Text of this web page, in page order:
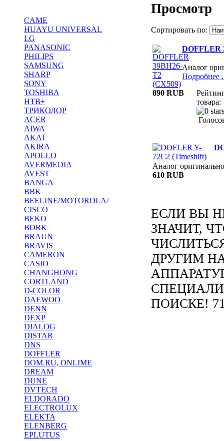
CAME
HUAYU UNIVERSAL
LG
PANASONIC
PHILIPS
SAMSUNG
SHARP
SONY
TOSHIBA
НТВ+
ТРИКОЛОР
ACER
AIWA
AKAI
AKIRA
APOLLO
AVERMEDIA
AVEST
BANGA
BBK
BEELINE/MOTOROLA/
CISCO
BEKO
BORK
BRAUN
BRAVIS
CAMERON
CASIO
CHANGHONG
CORTLAND
D-COLOR
DAEWOO
DENN
DEXP
DIALOG
DISTAR
DNS
DOFFLER
DOM.RU, ONLIME
DREAM
DUNE
DVTECH
ELDORADO
ELECTROLUX
ELEKTA
ELENBERG
EPLUTUS
Просмотр
Сортировать по:
DOFFLER
Аналог
Подробнее
890 RUB
товара:
Аналог
610 RUB
ЕСЛИ ВЫ
ЗНАЧИТ,
ДРУГИМ
ПОИСКЕ!